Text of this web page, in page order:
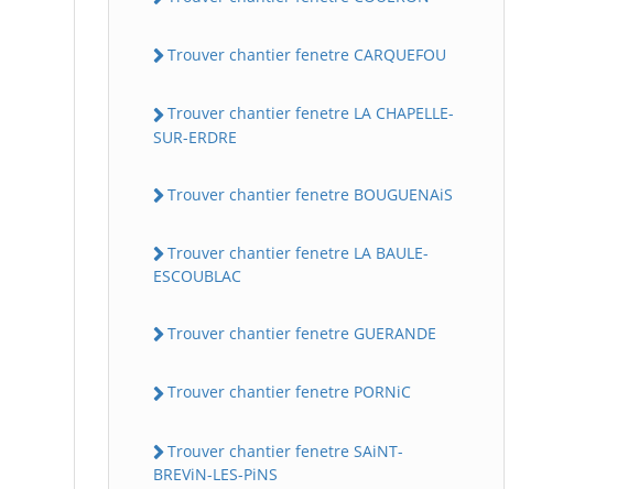
Trouver chantier fenetre CARQUEFOU
Trouver chantier fenetre LA CHAPELLE-
SUR-ERDRE
Trouver chantier fenetre BOUGUENAiS
Trouver chantier fenetre LA BAULE-
ESCOUBLAC
Trouver chantier fenetre GUERANDE
Trouver chantier fenetre PORNiC
Trouver chantier fenetre SAiNT-
BREViN-LES-PiNS